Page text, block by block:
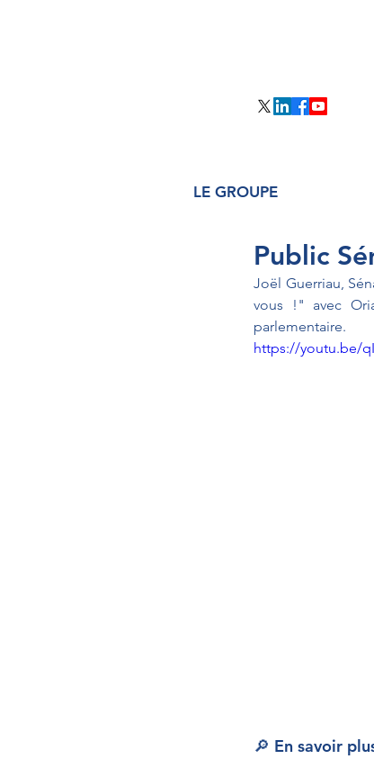
LE GROUPE
Public
Joël Guerriau,
vous !" avec
parlementaire.
https://youtu.be/
🔎 En savoir